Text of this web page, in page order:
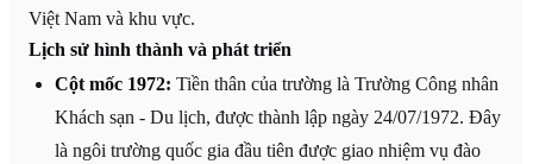
Việt Nam và khu vực.
Lịch sử hình thành và phát triển
Cột mốc 1972: Tiền thân của trường là Trường Công nhân
Khách sạn - Du lịch, được thành lập ngày 24/07/1972. Đây
là ngôi trường quốc gia đầu tiên được giao nhiệm vụ đào